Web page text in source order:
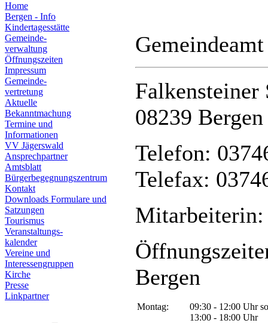
Home
Bergen - Info
Kindertagesstätte
Gemeinde-
verwaltung
Öffnungszeiten
Impressum
Gemeinde-
vertretung
Aktuelle
Bekanntmachung
Termine und
Informationen
VV Jägerswald
Ansprechpartner
Amtsblatt
Bürgerbegegnungszentrum
Kontakt
Downloads Formulare und
Satzungen
Tourismus
Veranstaltungs-
kalender
Vereine und
Interessen­gruppen
Kirche
Presse
Linkpartner
Falkensteiner
08239 Bergen
Telefon:
Telefax:
Mitarbeiterin:
Bergen
Montag:
09:30 - 12:00 Uhr
13:00 - 18:00 Uhr